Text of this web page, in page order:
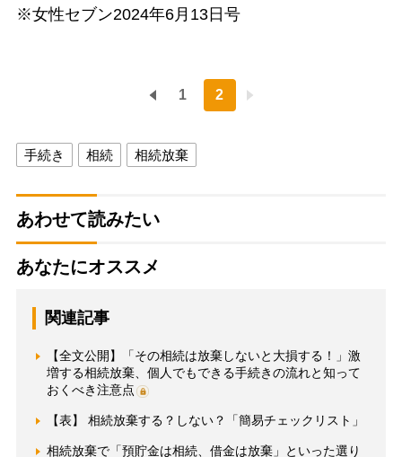
※女性セブン2024年6月13日号
1 2
手続き 相続 相続放棄
あわせて読みたい
あなたにオススメ
関連記事
【全文公開】「その相続は放棄しないと大損する！」激
増する相続放棄、個人でもできる手続きの流れと知って
おくべき注意点
【表】 相続放棄する？しない？「簡易チェックリスト」
相続放棄で「預貯金は相続、借金は放棄」といった選り